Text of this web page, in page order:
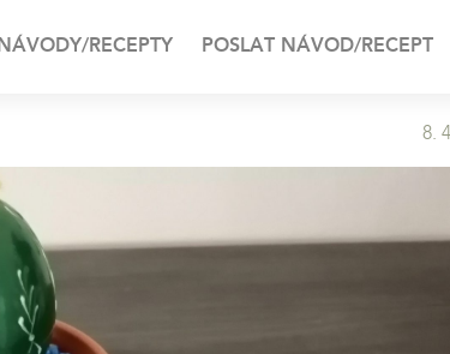
NÁVODY/RECEPTY POSLAT NÁVOD/RECEPT
8.